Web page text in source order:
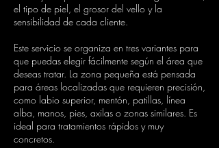
el tipo de piel, el grosor del vello y la
sensibilidad de cada cliente.
Este servicio se organiza en tres variantes para
que puedas elegir fácilmente según el área que
deseas tratar. La zona pequeña está pensada
para áreas localizadas que requieren precisión,
como labio superior, mentón, patillas, línea
alba, manos, pies, axilas o zonas similares. Es
ideal para tratamientos rápidos y muy
concretos.